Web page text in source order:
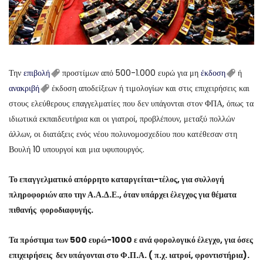
Την επιβολή προστίμων από 500-1.000 ευρώ για μη έκδοση
ή
ανακριβή
έκδοση αποδείξεων ή τιμολογίων και στις επιχειρήσεις και
στους ελεύθερους επαγγελματίες που δεν υπάγονται στον ΦΠΑ, όπως τα
ιδιωτικά εκπαιδευτήρια και οι γιατροί, προβλέπουν, μεταξύ πολλών
άλλων, οι διατάξεις ενός νέου πολυνομοσχεδίου που κατέθεσαν στη
Βουλή 10 υπουργοί και μια υφυπουργός.
Το επαγγελματικό απόρρητο καταργείται-τέλος, για συλλογή
πληροφοριών απο την Α.Α.Δ.Ε., όταν υπάρχει έλεγχος για θέματα
πιθανής φοροδιαφυγής.
Τα πρόστιμα των 500 ευρώ-1000 ε ανά φορολογικό έλεγχο, για όσες
επιχειρήσεις δεν υπάγονται στο Φ.Π.Α. ( π.χ. ιατροί, φροντιστήρια).